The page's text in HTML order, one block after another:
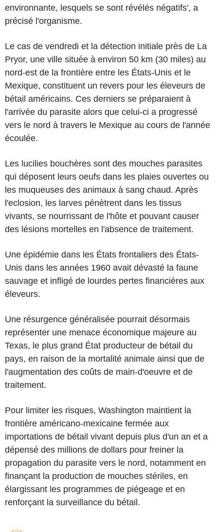
environnante, lesquels se sont révélés négatifs', a
précisé l'organisme.
Le cas de vendredi et la détection initiale près de La
Pryor, une ville située à environ 50 km (30 miles) au
nord-est de la frontière entre les États-Unis et le
Mexique, constituent un revers pour les éleveurs de
bétail américains. Ces derniers se préparaient à
l'arrivée du parasite alors que celui-ci a progressé
vers le nord à travers le Mexique au cours de l'année
écoulée.
Les lucilies bouchères sont des mouches parasites
qui déposent leurs oeufs dans les plaies ouvertes ou
les muqueuses des animaux à sang chaud. Après
l'eclosion, les larves pénètrent dans les tissus
vivants, se nourrissant de l'hôte et pouvant causer
des lésions mortelles en l'absence de traitement.
Une épidémie dans les États frontaliers des États-
Unis dans les années 1960 avait dévasté la faune
sauvage et infligé de lourdes pertes financières aux
éleveurs.
Une résurgence généralisée pourrait désormais
représenter une menace économique majeure au
Texas, le plus grand État producteur de bétail du
pays, en raison de la mortalité animale ainsi que de
l'augmentation des coûts de main-d'oeuvre et de
traitement.
Pour limiter les risques, Washington maintient la
frontière américano-mexicaine fermée aux
importations de bétail vivant depuis plus d'un an et a
dépensé des millions de dollars pour freiner la
propagation du parasite vers le nord, notamment en
finançant la production de mouches stériles, en
élargissant les programmes de piégeage et en
renforçant la surveillance du bétail.